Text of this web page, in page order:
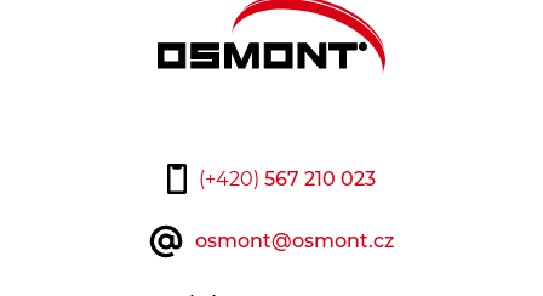
(+420) 567 210 023
osmont@osmont.cz